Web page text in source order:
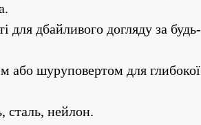
для дбайливого догляду за будь-
або шуруповертом для глибокої
сталь, нейлон.